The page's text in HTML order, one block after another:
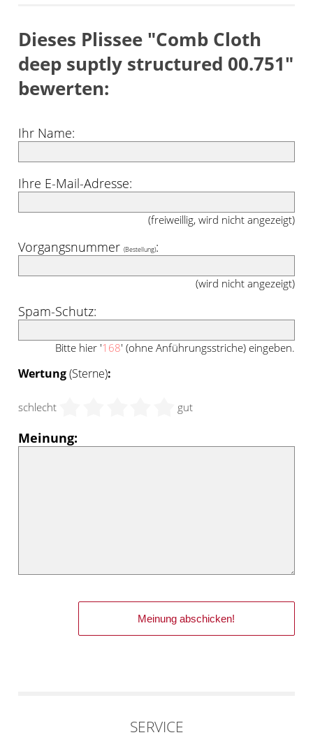
Dieses Plissee "Comb Cloth
deep suptly structured 00.751"
bewerten:
Ihr Name:
Ihre E-Mail-Adresse:
(freiweillig, wird nicht angezeigt)
Vorgangsnummer(Bestellung):
(wird nicht angezeigt)
Spam-Schutz:
Bitte hier '168' (ohne Anführungsstriche) eingeben.
Wertung(Sterne):
schlecht gut
Meinung:
SERVICE